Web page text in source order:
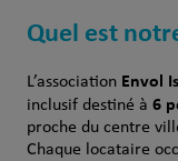
Quel est
L’association Envol
inclusif destiné à 6
proche du centre
Chaque locataire